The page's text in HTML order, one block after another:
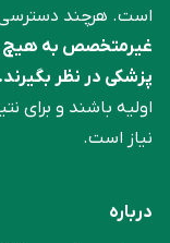
است. هرچند دسترسی
غیرمتخصص به هیچ
پزشکی در نظر بگیرند.
اولیه باشند و برای
نیاز است.
درباره